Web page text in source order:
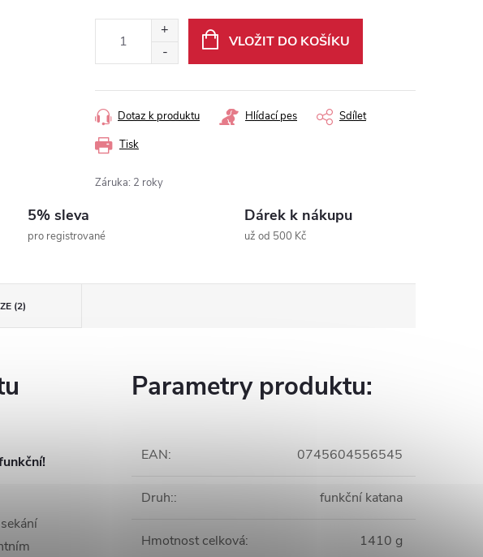
VLOŽIT DO KOŠÍKU
Tisk
Dotaz k produktu Hlídací pes Sdílet
Záruka: 2 roky
5% sleva
pro registrované
Dárek k nákupu
už od 500 Kč
(2)
Parametry produktu:
EAN: 0745604556545
Druh:: funkční katana
Hmotnost celková: 1410 g